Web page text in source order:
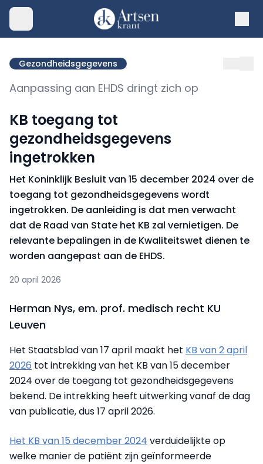
Gezondheidsgegevens
Aanpassing aan EHDS dringt zich op
KB toegang tot
gezondheidsgegevens
ingetrokken
Het Koninklijk Besluit van 15 december 2024 over de
toegang tot gezondheidsgegevens wordt
ingetrokken. De aanleiding is dat men verwacht
dat de Raad van State het KB zal vernietigen. De
relevante bepalingen in de Kwaliteitswet dienen te
worden aangepast aan de EHDS.
20 april 2026
Herman Nys, em. prof. medisch recht KU
Leuven
Het Staatsblad van 17 april maakt het KB van 2 april
2026 tot intrekking van het KB van 15 december
2024 over de toegang tot gezondheidsgegevens
bekend. De intrekking heeft uitwerking vanaf de dag
van publicatie, dus 17 april 2026.
Het KB van 15 december 2024 verduidelijkte op
welke manier de patiënt zijn geïnformeerde